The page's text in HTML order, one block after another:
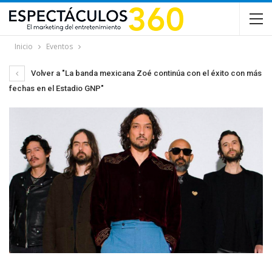
Inicio Eventos
Volver a "La banda mexicana Zoé continúa con el éxito con más
fechas en el Estadio GNP"